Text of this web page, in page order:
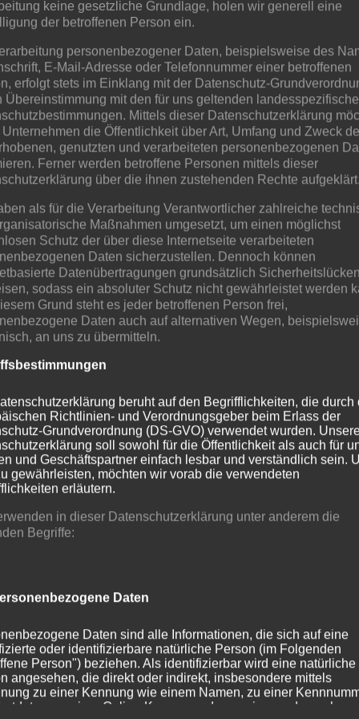
Bürgerschützencorps zu wahren, bei der Erreichung der
allen Versammlungen und Veranstaltungen
Bürgerschützencorps.
freie Meinung in sachlicher Form zu äußern.
festgelegten Geldbeiträge pünktlich zu
auf einer Mitgliederversammlung zu beschließen.
Gemeinschaftssinns und zur besseren Durchführung
sofern keine zwingenden organisatorischen
Die Gründung eines Zuges muss schriftlich beim
Zugführer sowie die Liste der Gründungsmitglieder
der Vorstand; er kann den Antrag ablehnen, wenn
gilt der Zug als ordentlicher Bestandteil des
bestehend aus einem Zugführer und dessen
Umzügen und weiteren Vereinsveranstaltungen mit
Mindestzahl von sieben Mitgliedern, kann der
Auflösung des Vereins, Tod oder Ausschluss.
es wiederholt oder schwer gegen die Satzung des
erheblich gefährdet. Über den Ausschluss
keine gesetzliche Grundlage, holen wir generell eine
der betroffenen Person ein.
personenbezogener Daten, beispielsweise des
E-Mail-Adresse oder Telefonnummer einer betroffenen
erfolgt stets im Einklang mit der Datenschutz-
Übereinstimmung mit den für uns geltenden
Mittels dieser Datenschutzerklärung
Unternehmen die Öffentlichkeit über Art, Umfang und Zweck
genutzten und verarbeiteten personenbezogenen
Ferner werden betroffene Personen mittels dieser
über die ihnen zustehenden Rechte aufgeklärt.
als für die Verarbeitung Verantwortlicher zahlreiche
Maßnahmen umgesetzt, um einen möglichst
Schutz der über diese Internetseite verarbeiteten
Daten sicherzustellen. Dennoch können
Datenübertragungen grundsätzlich
sodass ein absoluter Schutz nicht gewährleistet werden
Grund steht es jeder betroffenen Person frei,
Daten auch auf alternativen Wegen,
an uns zu übermitteln.
beruht auf den Begrifflichkeiten, die durch
Richtlinien- und Verordnungsgeber beim Erlass der
Grundverordnung (DS-GVO) verwendet wurden.
soll sowohl für die Öffentlichkeit als auch für
und Geschäftspartner einfach lesbar und verständlich sein.
gewährleisten, möchten wir vorab die verwendeten
erläutern.
in dieser Datenschutzerklärung unter anderem die
Begriffe:
Daten
Daten sind alle Informationen, die sich auf eine
oder identifizierbare natürliche Person (im Folgenden
Person") beziehen. Als identifizierbar wird eine natürliche
angesehen, die direkt oder indirekt, insbesondere mittels
zu einer Kennung wie einem Namen, zu einer
zu einer Online-Kennung oder zu einem oder